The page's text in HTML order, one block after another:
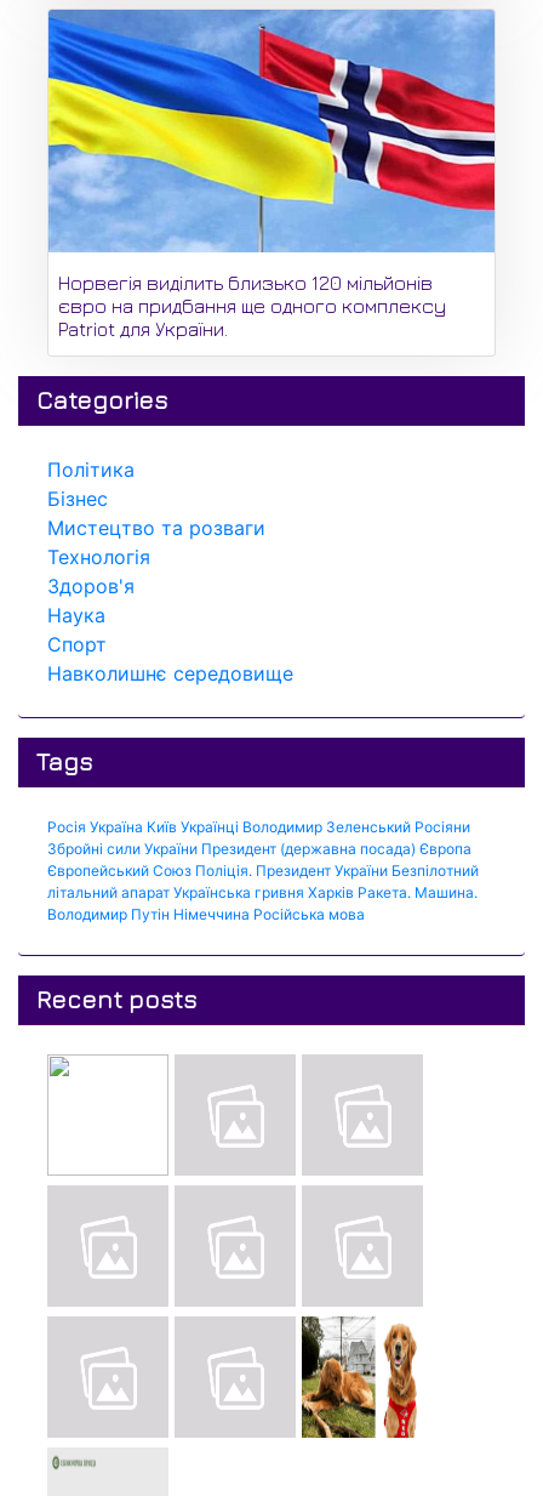
Норвегія виділить близько 120 мільйонів
євро на придбання ще одного комплексу
Patriot для України.
Categories
Політика
Бізнес
Мистецтво та розваги
Технологія
Здоров'я
Наука
Спорт
Навколишнє середовище
Tags
Росія Україна Київ Українці Володимир Зеленський Росіяни
Збройні сили України Президент (державна посада) Європа
Європейський Союз Поліція. Президент України Безпілотний
літальний апарат Українська гривня Харків Ракета. Машина.
Володимир Путін Німеччина Російська мова
Recent posts